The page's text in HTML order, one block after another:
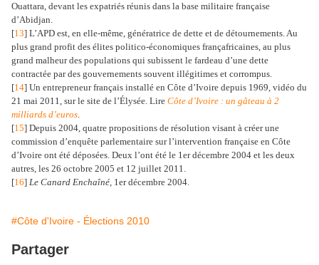
Ouattara, devant les expatriés réunis dans la base militaire française
d’Abidjan.
[13] L’APD est, en elle-même, génératrice de dette et de détournements. Au
plus grand profit des élites politico-économiques françafricaines, au plus
grand malheur des populations qui subissent le fardeau d’une dette
contractée par des gouvernements souvent illégitimes et corrompus.
[14] Un entrepreneur français installé en Côte d’Ivoire depuis 1969, vidéo du
21 mai 2011, sur le site de l’Élysée. Lire Côte d’Ivoire : un gâteau à 2
milliards d’euros.
[15] Depuis 2004, quatre propositions de résolution visant à créer une
commission d’enquête parlementaire sur l’intervention française en Côte
d’Ivoire ont été déposées. Deux l’ont été le 1er décembre 2004 et les deux
autres, les 26 octobre 2005 et 12 juillet 2011.
[16] Le Canard Enchaîné, 1er décembre 2004.
#Côte d'Ivoire - Élections 2010
Partager